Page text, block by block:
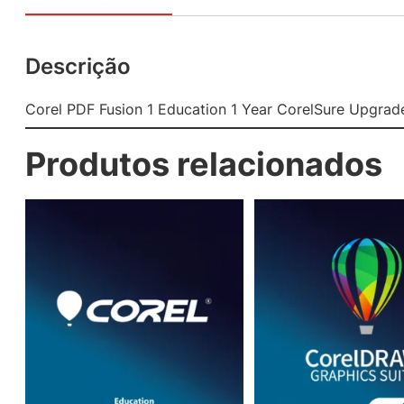
Descrição
Corel PDF Fusion 1 Education 1 Year CorelSure
Produtos relacionados